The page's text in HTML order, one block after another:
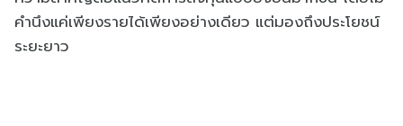
คำนึงแค่เพียงรายได้เพียงอย่างเดียว แต่มองถึงประโยชน์
ระยะยาว